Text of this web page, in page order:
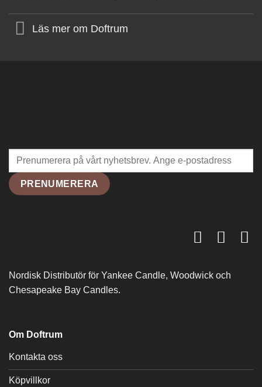
Läs mer om Doftrum
Nordisk Distributör för Yankee Candle, Woodwick och
Chesapeake Bay Candles.
Om Doftrum
Kontakta oss
Köpvillkor